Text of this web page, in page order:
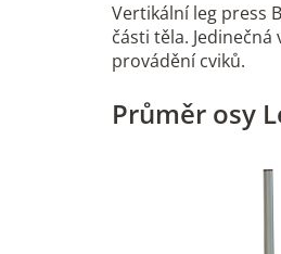
Vertikální leg press
části těla.
provádění cviků.
Průměr osy